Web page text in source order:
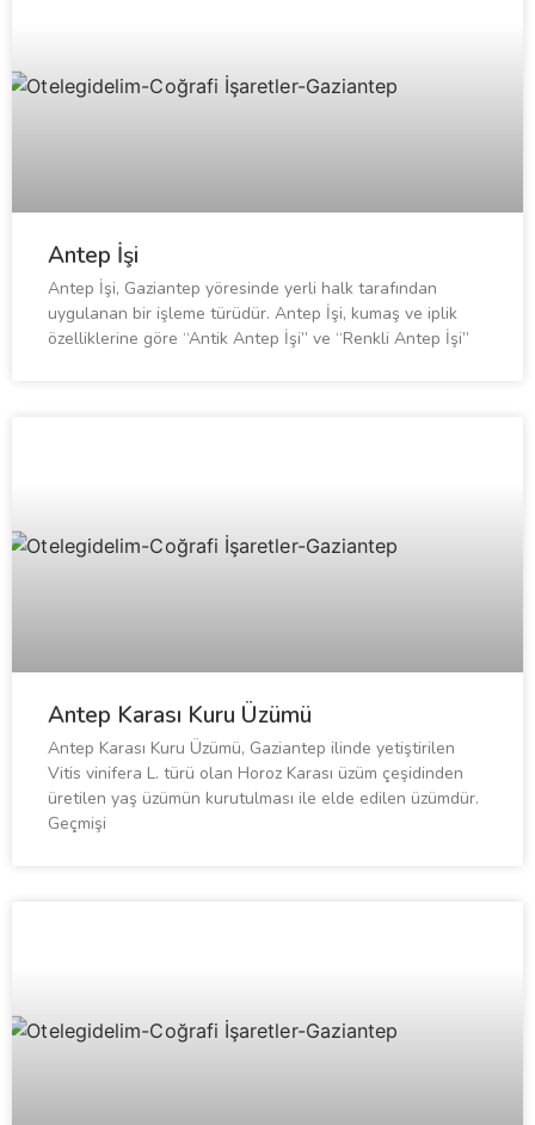
Antep İşi
Antep İşi, Gaziantep yöresinde yerli halk tarafından
uygulanan bir işleme türüdür. Antep İşi, kumaş ve iplik
özelliklerine göre “Antik Antep İşi” ve “Renkli Antep İşi”
Antep Karası Kuru Üzümü
Antep Karası Kuru Üzümü, Gaziantep ilinde yetiştirilen
Vitis vinifera L. türü olan Horoz Karası üzüm çeşidinden
üretilen yaş üzümün kurutulması ile elde edilen üzümdür.
Geçmişi